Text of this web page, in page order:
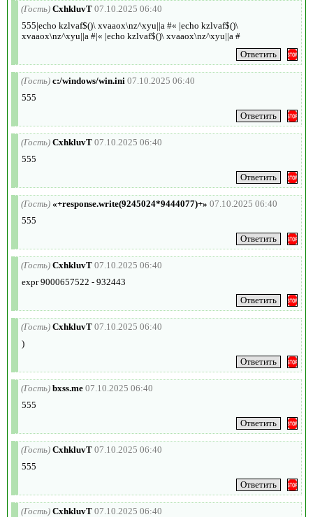
(Гость) CxhkluvT 07.10.2025 06:40
555|echo kzlvaf$()\ xvaaox\nz^xyu||a #« |echo kzlvaf$()\
xvaaox\nz^xyu||a #|« |echo kzlvaf$()\ xvaaox\nz^xyu||a #
(Гость) c:/windows/win.ini 07.10.2025 06:40
555
(Гость) CxhkluvT 07.10.2025 06:40
555
(Гость) «+response.write(9245024*9444077)+» 07.10.2025 06:40
555
(Гость) CxhkluvT 07.10.2025 06:40
expr 9000657522 - 932443
(Гость) CxhkluvT 07.10.2025 06:40
)
(Гость) bxss.me 07.10.2025 06:40
555
(Гость) CxhkluvT 07.10.2025 06:40
555
(Гость) CxhkluvT 07.10.2025 06:40